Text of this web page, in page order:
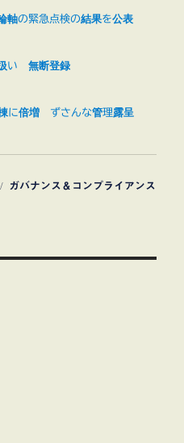
軸の緊急点検の結果を公表
い 無断登録
に倍増 ずさんな管理露呈
カ
ガバナンス＆コンプライアンス